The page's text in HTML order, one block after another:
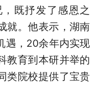
既抒发了感恩之
就。他表示，湖南
， 20余年内实现
教育到本研并举的
类院校提供了宝贵